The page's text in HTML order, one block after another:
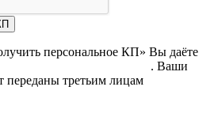
персональное КП» Вы даёте
. Ваши
переданы третьим лицам